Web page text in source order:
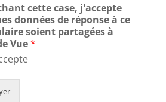
cette case, j'accepte
données de réponse à ce
soient partagées à
Vue*